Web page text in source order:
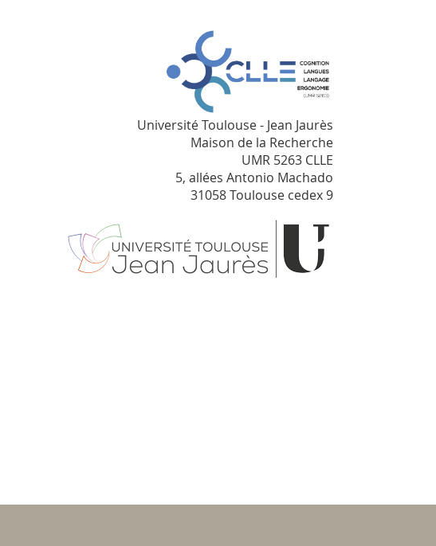
Université Toulouse - Jean Jaurès
Maison de la Recherche
UMR 5263 CLLE
5, allées Antonio Machado
31058 Toulouse cedex 9